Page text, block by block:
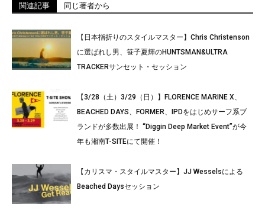
関連記事 同じ著者から
【日本指折りのスタイルマスター】Chris Christenson
に選ばれし男、笹子夏輝のHUNTSMAN&ULTRA
TRACKERサンセット・セッション
【3/28（土）3/29（日）】FLORENCE MARINE X、
BEACHED DAYS、FORMER、IPDをはじめサーフ系ブ
ランドが多数出展！ “Diggin Deep Market Event”が今
年も湘南T-SITEにて開催！
【カリスマ・スタイルマスター】JJ Wesselsによる
Beached Daysセッション